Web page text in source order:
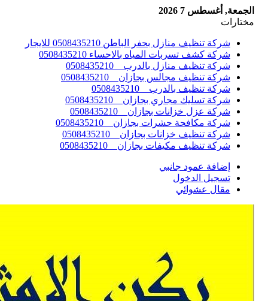
الجمعة, أغسطس 7 2026
مختارات
شركة تنظيف منازل بحفر الباطن 0508435210 للايجار
شركة كشف تسربات المياه بالاحساء 0508435210
شركة تنظيف منازل بالدرب _ 0508435210
شركة تنظيف مجالس بجازان _ 0508435210
شركة تنظيف بالدرب _ 0508435210
شركة تسليك مجاري بجازان _ 0508435210
شركة عزل خزانات بجازان _ 0508435210
شركة مكافحة حشرات بجازان _ 0508435210
شركة تنظيف خزانات بجازان _ 0508435210
شركة تنظيف مكيفات بجازان _ 0508435210
إضافة عمود جانبي
تسجيل الدخول
مقال عشوائي